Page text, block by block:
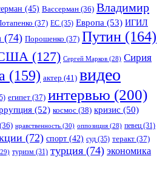
(45) Вассерман (36) Владимир
(37) ЕС (35) Европа (53) ИГИЛ
(74) Порошенко (37) Путин (164)
(127) Сергей Марков (28) Сирия
(159) актер (41) видео
египет (37) интервью (200)
(52) космос (38) кризис (50)
(36) нравственность (30) оппозиция (28) певец (31)
(72) спорт (42) суд (35) теракт (37)
туризм (31) турция (74) экономика